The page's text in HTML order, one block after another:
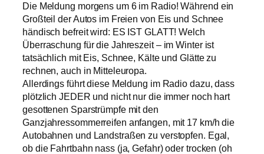
Die Meldung morgens um 6 im Radio! Während ein
Großteil der Autos im Freien von Eis und Schnee
händisch befreit wird: ES IST GLATT! Welch
Überraschung für die Jahreszeit – im Winter ist
tatsächlich mit Eis, Schnee, Kälte und Glätte zu
rechnen, auch in Mitteleuropa.
Allerdings führt diese Meldung im Radio dazu, dass
plötzlich JEDER und nicht nur die immer noch hart
gesottenen Sparstrümpfe mit den
Ganzjahressommerreifen anfangen, mit 17 km/h die
Autobahnen und Landstraßen zu verstopfen. Egal,
ob die Fahrtbahn nass (ja, Gefahr) oder trocken (oh